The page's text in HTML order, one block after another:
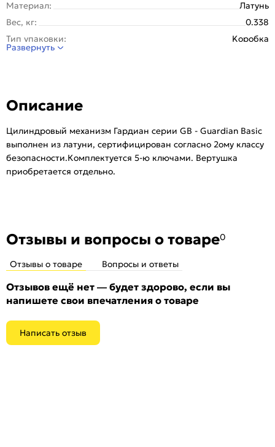
Материал:
Латунь
Вес, кг:
0.338
Тип упаковки:
Kоробка
Класс безопасности:
Количество ключей, шт:
Количество пинов:
Комплектация вертушкой:
Серия:
Количество шт. в упаковке:
Развернуть
Описание
Цилиндровый механизм Гардиан серии GB - Guardian Basic
выполнен из латуни, сертифицирован согласно 2ому классу
безопасности.Комплектуется 5-ю ключами. Вертушка
приобретается отдельно.
Отзывы и вопросы о товаре0
Отзывы о товаре Вопросы и ответы
Отзывов ещё нет — будет здорово, если вы
напишете свои впечатления о товаре
Написать отзыв